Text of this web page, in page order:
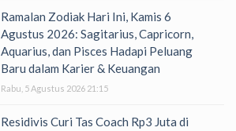
Ramalan Zodiak Hari Ini, Kamis 6
Agustus 2026: Sagitarius, Capricorn,
Aquarius, dan Pisces Hadapi Peluang
Baru dalam Karier & Keuangan
Rabu, 5 Agustus 2026 21:15
Residivis Curi Tas Coach Rp3 Juta di